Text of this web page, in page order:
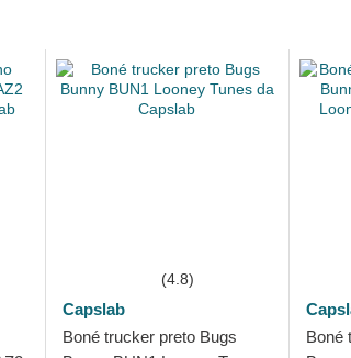
(4.8)
Capslab
Boné trucker preto Bugs
Boné